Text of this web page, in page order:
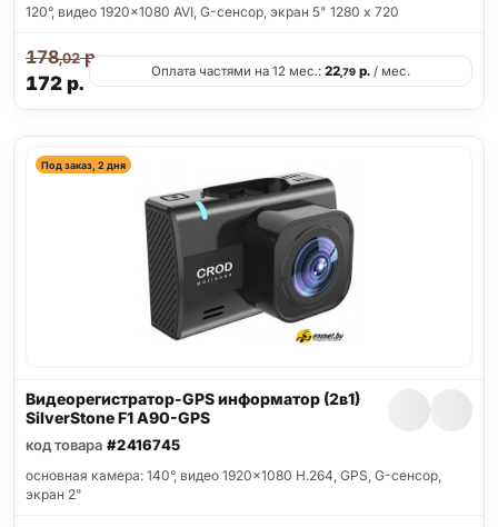
120°, видео 1920x1080 AVI, G-сенсор, экран 5" 1280 x 720
172р.
178,02р.
Оплата частями на 12 мес.: 22,79р./ мес.
Под заказ, 2 дня
Видеорегистратор-GPS информатор (2в1)
SilverStone F1 A90-GPS
код товара #2416745
основная камера: 140°, видео 1920x1080 H.264, GPS, G-сенсор,
экран 2"